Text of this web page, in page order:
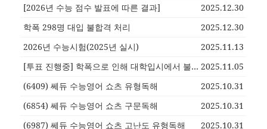
[2026년 수능 점수 발표에 따른 결과]
2025.12.30
학폭 298명 대입 불합격 처리
2025.12.30
2026년 수능시험(2025년 실시)
2025.11.13
[투표 진행중] 학폭으로 인해 대학입시에서 불합격이 되어도 괜찮다? 2025.11.05
(6409) 쎄듀 수능영어 쇼츠 유형독해
2025.10.31
(6854) 쎄듀 수능영어 쇼츠 구문독해
2025.10.31
(6987) 쎄듀 수능영어 쇼츠 고난도 유형독해
2025.10.31